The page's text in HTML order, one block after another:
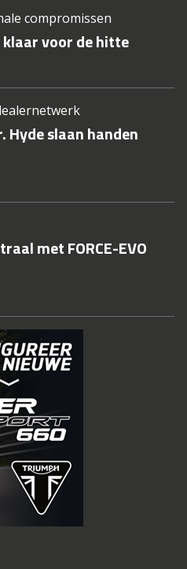
compromissen
klaar voor de hitte
Hyde slaan handen
met FORCE-EVO